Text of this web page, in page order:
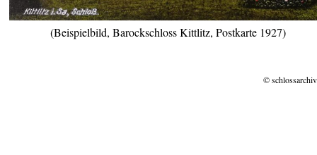
(Beispielbild, Barockschloss Kittlitz, Postkarte 1927)
©